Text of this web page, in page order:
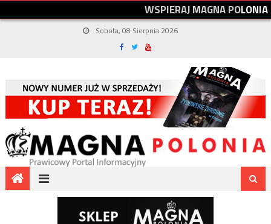
WSPIERAJMAGNAPOLONIA
Sobota, 08 Sierpnia 2026